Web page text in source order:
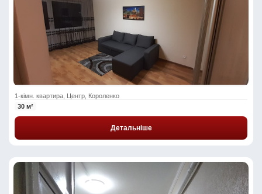
1-кімн. квартира, Центр, Короленко
30 м²
Детальніше